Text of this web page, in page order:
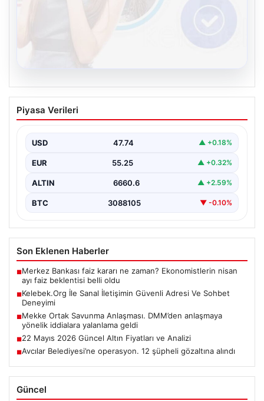
Kelebek.Org İle Sanal İletişimin Güvenli
Adresi Ve Sohbet Deneyimi
kurması kritik bir değer ifade etmektedir. Halen…
Piyasa Verileri
USD 47.74 ▲ +0.18%
EUR 55.25 ▲ +0.32%
ALTIN 6660.6 ▲ +2.59%
BTC 3088105 ▼ -0.10%
Son Eklenen Haberler
■Merkez Bankası faiz kararı ne zaman? Ekonomistlerin nisan
ayı faiz beklentisi belli oldu
■Kelebek.Org İle Sanal İletişimin Güvenli Adresi Ve Sohbet
Deneyimi
■Mekke Ortak Savunma Anlaşması. DMM’den anlaşmaya
yönelik iddialara yalanlama geldi
■22 Mayıs 2026 Güncel Altın Fiyatları ve Analizi
■Avcılar Belediyesi’ne operasyon. 12 şüpheli gözaltına alındı
Güncel